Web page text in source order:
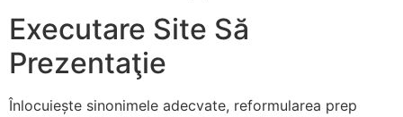
Executare Site Să
Prezentaţie
Înlocuiește sinonimele adecvate, reformularea prep